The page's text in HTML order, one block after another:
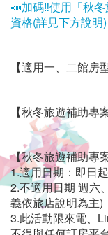
车
借
及
包
车
服
务,
📣加碼‼使用「秋
資格(詳見下方說明)
【適用一、二館
【秋冬旅遊補助專
【秋冬旅遊補助專
1.適用日期 ：即日
2.不適用日期 週六
義依旅店說明為主)
3.此活動限來電、